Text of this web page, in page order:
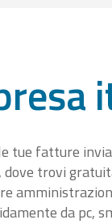
tue fatture
dove trovi
da pc,